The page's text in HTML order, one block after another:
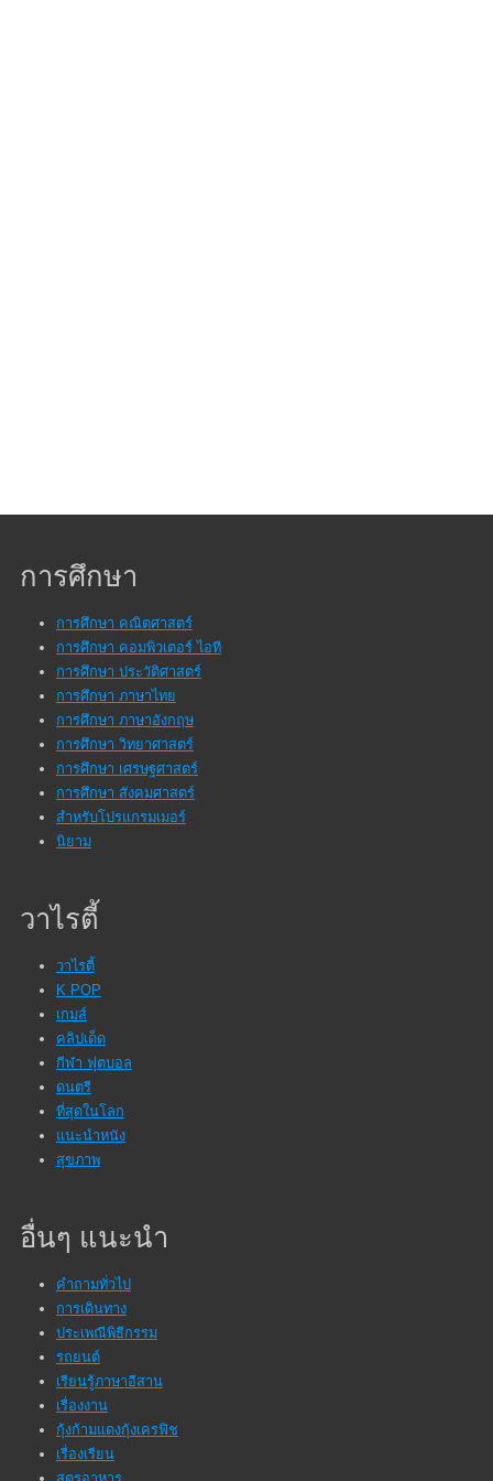
การศึกษา
การศึกษา คณิตศาสตร์
การศึกษา คอมพิวเตอร์ ไอที
การศึกษา ประวัติศาสตร์
การศึกษา ภาษาไทย
การศึกษา ภาษาอังกฤษ
การศึกษา วิทยาศาสตร์
การศึกษา เศรษฐศาสตร์
การศึกษา สังคมศาสตร์
สำหรับโปรแกรมเมอร์
นิยาม
วาไรตี้
วาไรตี้
K POP
เกมส์
คลิปเด็ด
กีฬา ฟุตบอล
ดนตรี
ที่สุดในโลก
แนะนำหนัง
สุขภาพ
อื่นๆ แนะนำ
คำถามทั่วไป
การเดินทาง
ประเพณีพิธีกรรม
รถยนต์
เรียนรู้ภาษาอีสาน
เรื่องงาน
กุ้งก้ามแดงกุ้งเครฟิช
เรื่องเรียน